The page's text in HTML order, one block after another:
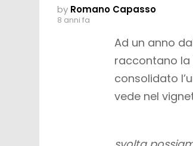
by Romano Capasso
8 anni fa
Ad un anno
raccontano la
consolidato
vede nel